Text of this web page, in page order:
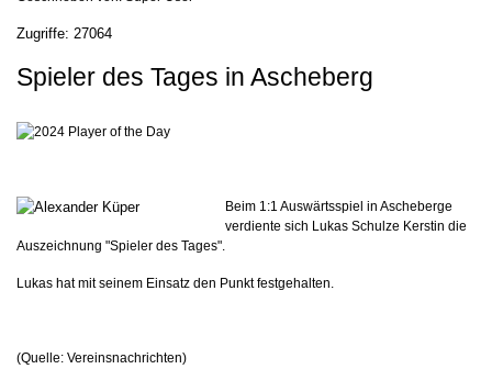
Zugriffe: 27064
Spieler des Tages in Ascheberg
Beim 1:1 Auswärtsspiel in Ascheberge
verdiente sich Lukas Schulze Kerstin die
Auszeichnung "Spieler des Tages".
Lukas hat mit seinem Einsatz den Punkt festgehalten.
(Quelle: Vereinsnachrichten)